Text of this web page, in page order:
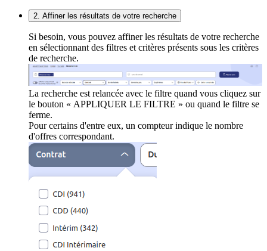
2. Affiner les résultats de votre recherche
Si besoin, vous pouvez affiner les résultats de votre recherche
en sélectionnant des filtres et critères présents sous les critères
de recherche.
La recherche est relancée avec le filtre quand vous cliquez sur
le bouton « APPLIQUER LE FILTRE » ou quand le filtre se
ferme.
Pour certains d'entre eux, un compteur indique le nombre
d'offres correspondant.